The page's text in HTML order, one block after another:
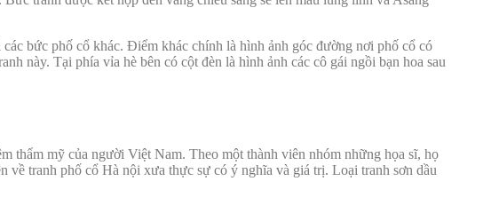
bức phố cổ khác. Điểm khác chính là hình ảnh góc đường nơi phố cổ có
này. Tại phía vỉa hè bên có cột đèn là hình ảnh các cô gái ngồi bạn hoa sau
thẩm mỹ của người Việt Nam. Theo một thành viên nhóm những họa sĩ, họ
về tranh phố cổ Hà nội xưa thực sự có ý nghĩa và giá trị. Loại tranh sơn dầu